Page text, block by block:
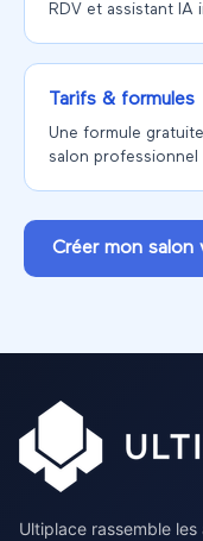
RDV et assistant IA
Tarifs & formules
Une formule
salon professionnel
Créer mon salon
Ultiplace rassemble